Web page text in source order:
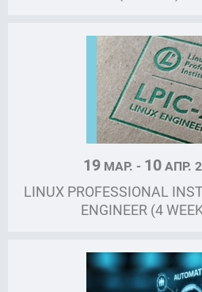
19 МАР. - 10АПР.
LINUX PROFESSIONAL
ENGINEER (4